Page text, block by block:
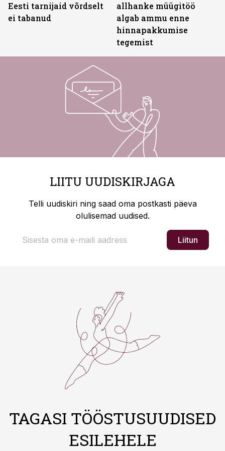
Eesti tarnijaid võrdselt
ei tabanud
allhanke müügitöö
algab ammu enne
hinnapakkumise
tegemist
LIITU UUDISKIRJAGA
Telli uudiskiri ning saad oma postkasti päeva
olulisemad uudised.
Liitun
TAGASI TÖÖSTUSUUDISED
ESILEHELE